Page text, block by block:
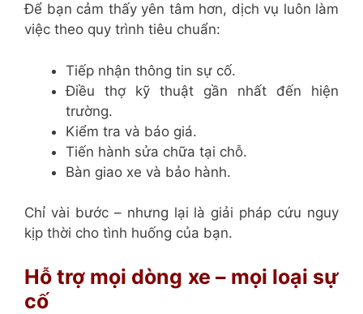
Để bạn cảm thấy yên tâm hơn, dịch vụ luôn làm
việc theo quy trình tiêu chuẩn:
Tiếp nhận thông tin sự cố.
Điều thợ kỹ thuật gần nhất đến hiện
trường.
Kiểm tra và báo giá.
Tiến hành sửa chữa tại chỗ.
Bàn giao xe và bảo hành.
Chỉ vài bước – nhưng lại là giải pháp cứu nguy
kịp thời cho tình huống của bạn.
Hỗ trợ mọi dòng xe – mọi loại sự
cố